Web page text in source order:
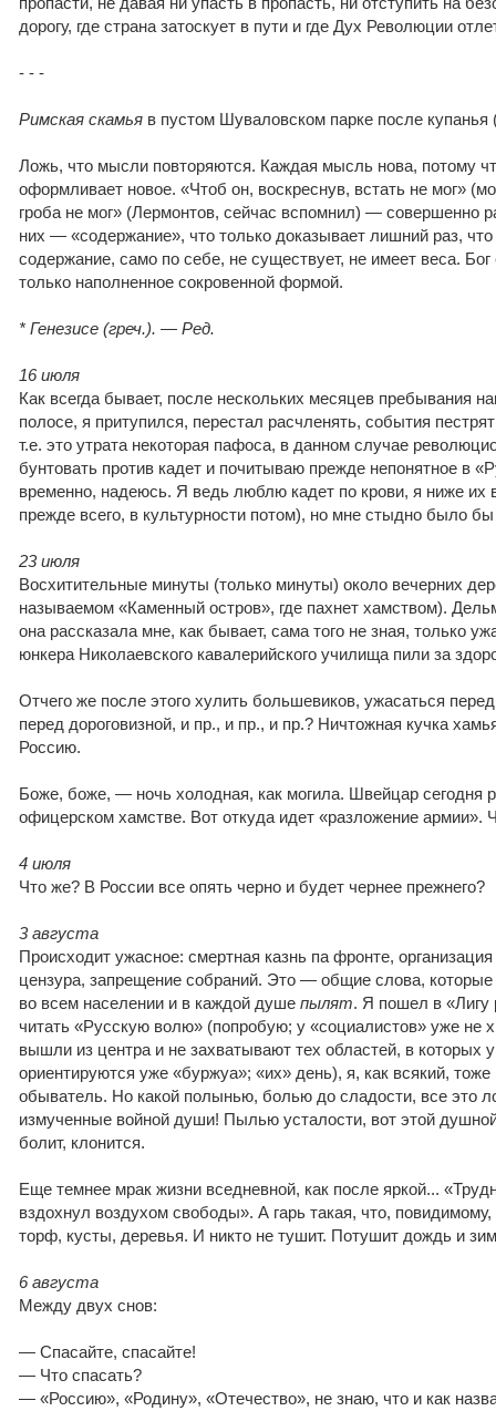
дорогу, где страна затоскует в пути и где Дух Революции
- - -
Римская скамья в пустом Шуваловском парке после
Ложь, что мысли повторяются. Каждая мысль нова, потому
оформливает новое. «Чтоб он, воскреснув, встать не мог»
гроба не мог» (Лермонтов, сейчас вспомнил) —
них — «содержание», что только доказывает лишний раз,
содержание, само по себе, не существует, не имеет веса.
только наполненное сокровенной формой.
* Генезисе (греч.). — Ред.
16 июля
Как всегда бывает, после нескольких месяцев пребывания
полосе, я притупился, перестал расчленять, события
т.е. это утрата некоторая пафоса, в данном случае
бунтовать против кадет и почитываю прежде непонятное в
временно, надеюсь. Я ведь люблю кадет по крови, я ниже их
прежде всего, в культурности потом), но мне стыдно было
23 июля
Восхитительные минуты (только минуты) около вечерних
называемом «Каменный остров», где пахнет хамством).
она рассказала мне, как бывает, сама того не зная, только
юнкера Николаевского кавалерийского училища пили за
Отчего же после этого хулить большевиков, ужасаться
перед дороговизной, и пр., и пр., и пр.? Ничтожная кучка
Россию.
Боже, боже, — ночь холодная, как могила. Швейцар сегодня
офицерском хамстве. Вот откуда идет «разложение армии».
4 июля
Что же? В России все опять черно и будет чернее прежнего?
3 августа
Происходит ужасное: смертная казнь па фронте,
цензура, запрещение собраний. Это — общие слова,
во всем населении и в каждой душе пылят. Я пошел в «Лигу
читать «Русскую волю» (попробую; у «социалистов» уже не
вышли из центра и не захватывают тех областей, в которых
ориентируются уже «буржуа»; «их» день), я, как всякий, тоже
обыватель. Но какой полынью, болью до сладости, все это
измученные войной души! Пылью усталости, вот этой душной
болит, клонится.
Еще темнее мрак жизни вседневной, как после яркой...
вздохнул воздухом свободы». А гарь такая, что, повидимому,
торф, кусты, деревья. И никто не тушит. Потушит дождь и
6 августа
Между двух снов:
— Спасайте, спасайте!
— Что спасать?
— «Россию», «Родину», «Отечество», не знаю, что и как